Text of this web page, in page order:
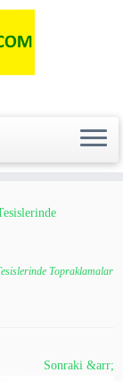
Topraklamalar
Sonraki &arr;